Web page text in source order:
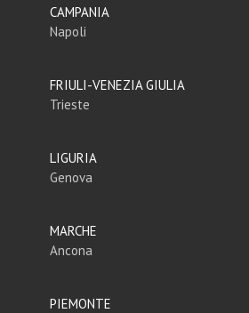
CAMPANIA
Napoli
FRIULI-VENEZIA GIULIA
Trieste
LIGURIA
Genova
MARCHE
Ancona
PIEMONTE